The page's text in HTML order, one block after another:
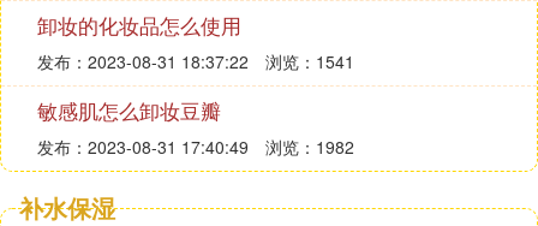
卸妆的化妆品怎么使用
发布：2023-08-31 18:37:22 浏览：1541
敏感肌怎么卸妆豆瓣
发布：2023-08-31 17:40:49 浏览：1982
补水保湿